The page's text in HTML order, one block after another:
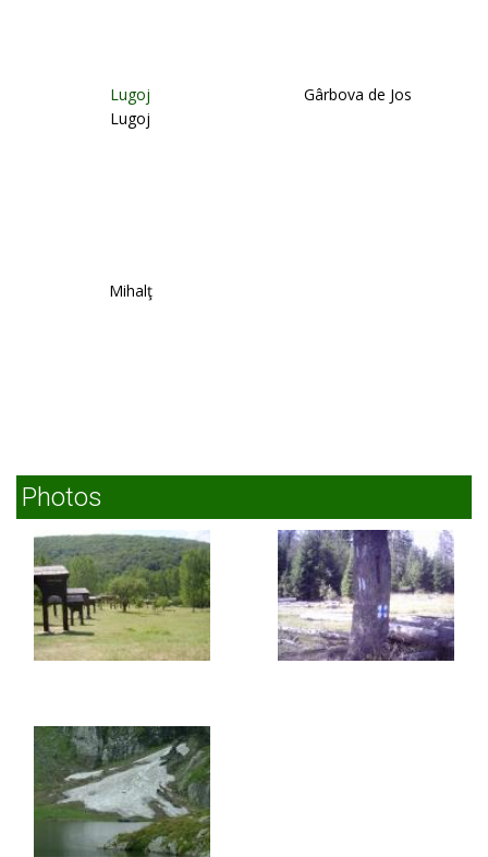
Lugoj
Lugoj
Gârbova de Jos
Mihalţ
Photos